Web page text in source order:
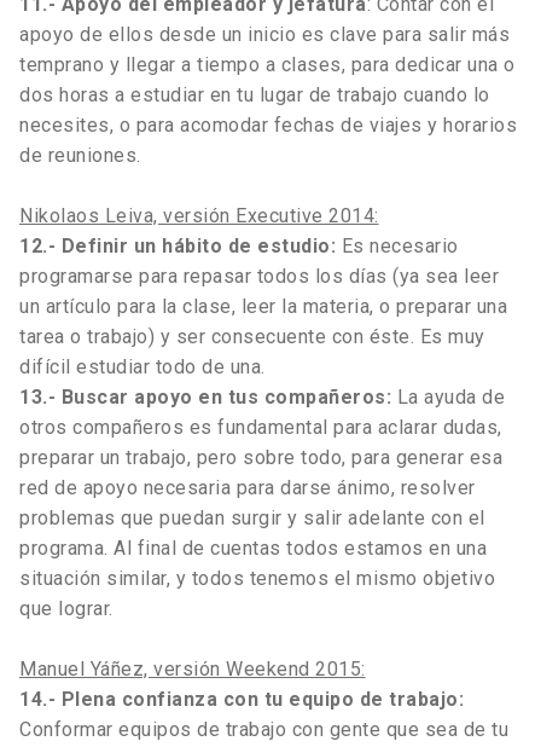
11.- Apoyo del empleador y jefatura: Contar con el
apoyo de ellos desde un inicio es clave para salir más
temprano y llegar a tiempo a clases, para dedicar una o
dos horas a estudiar en tu lugar de trabajo cuando lo
necesites, o para acomodar fechas de viajes y horarios
de reuniones.
Nikolaos Leiva, versión Executive 2014:
12.- Definir un hábito de estudio: Es necesario
programarse para repasar todos los días (ya sea leer
un artículo para la clase, leer la materia, o preparar una
tarea o trabajo) y ser consecuente con éste. Es muy
difícil estudiar todo de una.
13.- Buscar apoyo en tus compañeros: La ayuda de
otros compañeros es fundamental para aclarar dudas,
preparar un trabajo, pero sobre todo, para generar esa
red de apoyo necesaria para darse ánimo, resolver
problemas que puedan surgir y salir adelante con el
programa. Al final de cuentas todos estamos en una
situación similar, y todos tenemos el mismo objetivo
que lograr.
Manuel Yáñez, versión Weekend 2015:
14.- Plena confianza con tu equipo de trabajo:
Conformar equipos de trabajo con gente que sea de tu